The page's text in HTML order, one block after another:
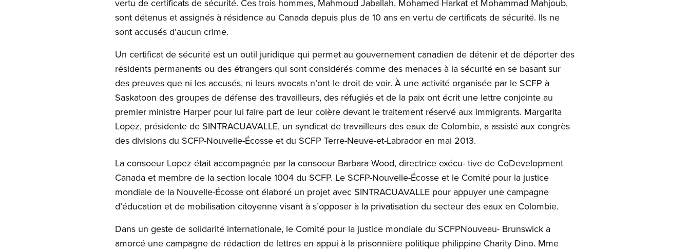
vertu de certificats de sécurité. Ces trois hommes, Mahmoud Jaballah, Mohamed Harkat et Mohammad Mahjoub,
sont détenus et assignés à résidence au Canada depuis plus de 10 ans en vertu de certificats de sécurité. Ils ne
sont accusés d’aucun crime.
Un certificat de sécurité est un outil juridique qui permet au gouvernement canadien de détenir et de déporter des
résidents permanents ou des étrangers qui sont considérés comme des menaces à la sécurité en se basant sur
des preuves que ni les accusés, ni leurs avocats n’ont le droit de voir. À une activité organisée par le SCFP à
Saskatoon des groupes de défense des travailleurs, des réfugiés et de la paix ont écrit une lettre conjointe au
premier ministre Harper pour lui faire part de leur colère devant le traitement réservé aux immigrants. Margarita
Lopez, présidente de SINTRACUAVALLE, un syndicat de travailleurs des eaux de Colombie, a assisté aux congrès
des divisions du SCFP-Nouvelle-Écosse et du SCFP Terre-Neuve-et-Labrador en mai 2013.
La consoeur Lopez était accompagnée par la consoeur Barbara Wood, directrice exécu- tive de CoDevelopment
Canada et membre de la section locale 1004 du SCFP. Le SCFP-Nouvelle-Écosse et le Comité pour la justice
mondiale de la Nouvelle-Écosse ont élaboré un projet avec SINTRACUAVALLE pour appuyer une campagne
d’éducation et de mobilisation citoyenne visant à s’opposer à la privatisation du secteur des eaux en Colombie.
Dans un geste de solidarité internationale, le Comité pour la justice mondiale du SCFPNouveau- Brunswick a
amorcé une campagne de rédaction de lettres en appui à la prisonnière politique philippine Charity Dino. Mme